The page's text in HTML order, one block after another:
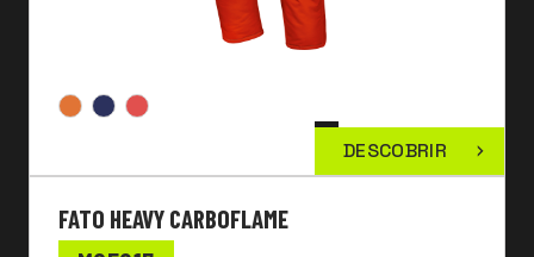
DESCOBRIR
FATO HEAVY CARBOFLAME